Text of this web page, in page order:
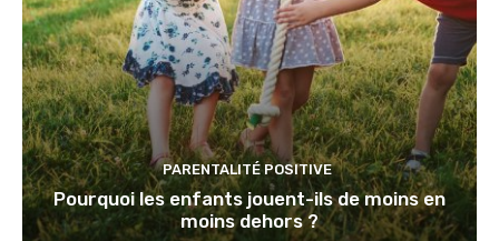
PARENTALITÉ POSITIVE
Pourquoi les enfants jouent-ils de moins en
moins dehors ?